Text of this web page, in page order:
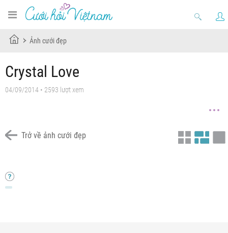
Ảnh cưới đẹp
Crystal Love
04/09/2014 • 2593 lượt xem
Trở về ảnh cưới đẹp
Chưa có tiêu đề